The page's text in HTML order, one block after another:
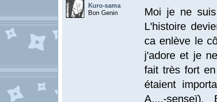
Kuro-sama
Bon Genin
Moi je ne
L'histoire
ca enlève le
j'adore et je
fait très fort
étaient
A....-